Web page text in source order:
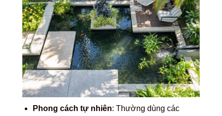
Phong cách tự nhiên: Thường dùng các